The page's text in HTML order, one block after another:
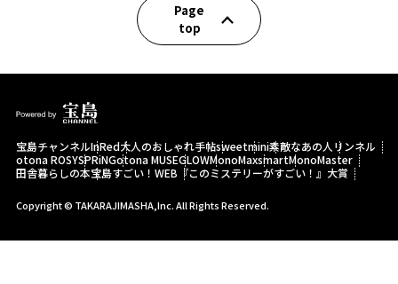
Page
top
宝島チャンネルInRed大人のおしゃれ手帖sweetmini素敵なあの人 リンネル
otona ROSYSPRiNGotona MUSEGLOWMonoMaxsmartMonoMaster
田舎暮らしの本宝島すごい！WEB 『このミステリーがすごい！』大賞
Copyright © TAKARAJIMASHA,Inc. All Rights Reserved.